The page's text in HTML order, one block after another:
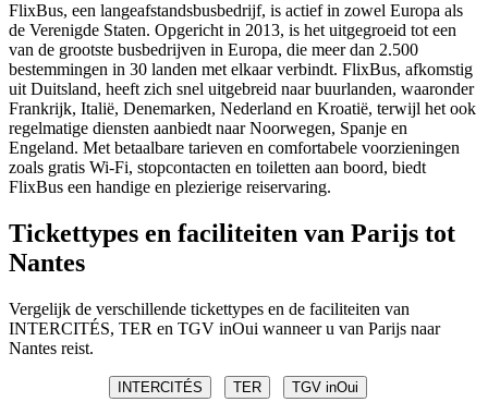
FlixBus, een langeafstandsbusbedrijf, is actief in zowel Europa als
de Verenigde Staten. Opgericht in 2013, is het uitgegroeid tot een
van de grootste busbedrijven in Europa, die meer dan 2.500
bestemmingen in 30 landen met elkaar verbindt. FlixBus, afkomstig
uit Duitsland, heeft zich snel uitgebreid naar buurlanden, waaronder
Frankrijk, Italië, Denemarken, Nederland en Kroatië, terwijl het ook
regelmatige diensten aanbiedt naar Noorwegen, Spanje en
Engeland. Met betaalbare tarieven en comfortabele voorzieningen
zoals gratis Wi-Fi, stopcontacten en toiletten aan boord, biedt
FlixBus een handige en plezierige reiservaring.
Tickettypes en faciliteiten van Parijs tot
Nantes
Vergelijk de verschillende tickettypes en de faciliteiten van
INTERCITÉS, TER en TGV inOui wanneer u van Parijs naar
Nantes reist.
INTERCITÉS TER TGV inOui